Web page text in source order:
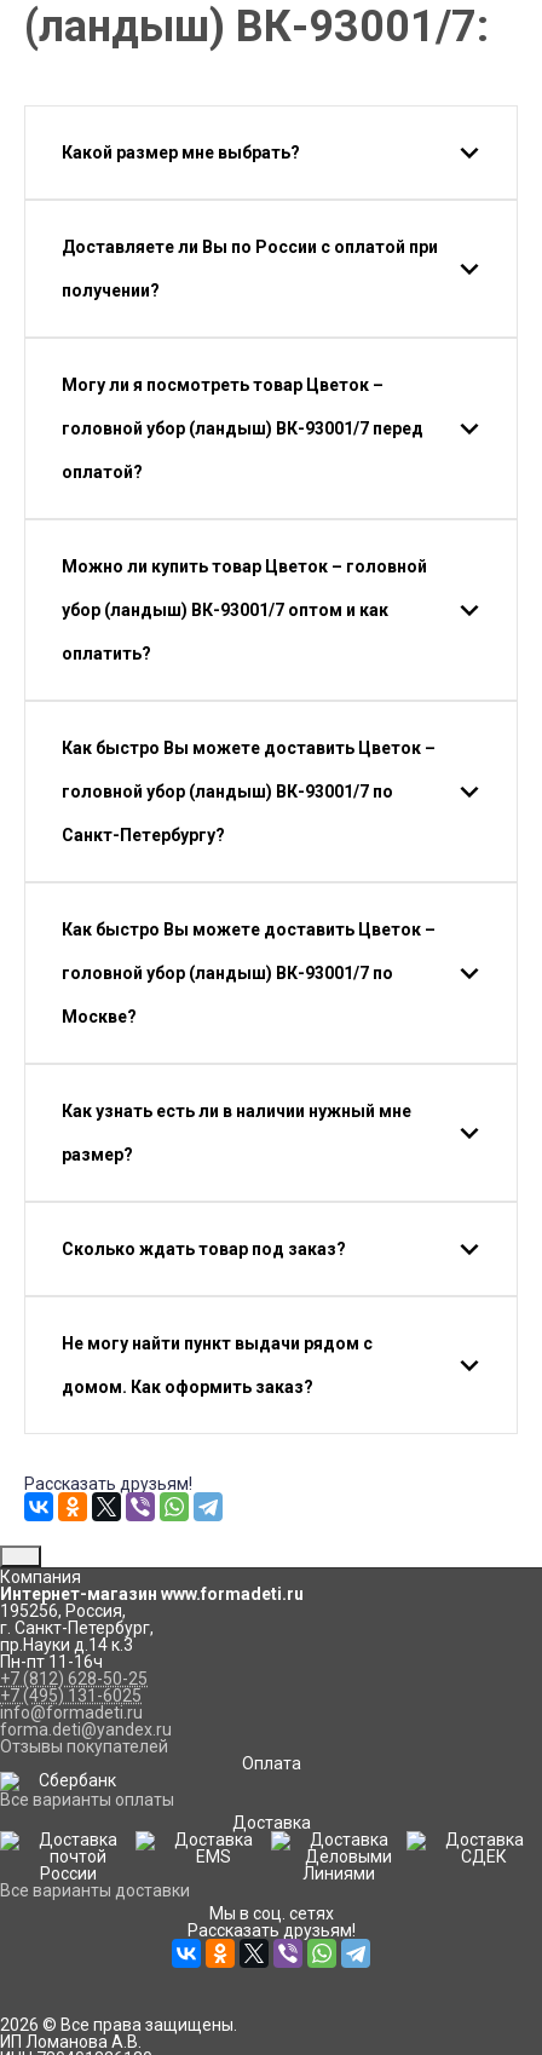
(ландыш) ВК-93001/7:
Какой размер мне выбрать?
Доставляете ли Вы по России с оплатой при
получении?
Могу ли я посмотреть товар Цветок –
головной убор (ландыш) ВК-93001/7 перед
оплатой?
Можно ли купить товар Цветок – головной
убор (ландыш) ВК-93001/7 оптом и как
оплатить?
Как быстро Вы можете доставить Цветок –
головной убор (ландыш) ВК-93001/7 по
Санкт-Петербургу?
Как быстро Вы можете доставить Цветок –
головной убор (ландыш) ВК-93001/7 по
Москве?
Как узнать есть ли в наличии нужный мне
размер?
Сколько ждать товар под заказ?
Не могу найти пункт выдачи рядом с
домом. Как оформить заказ?
Рассказать друзьям!
Компания
Интернет-магазин www.formadeti.ru
195256, Россия,
г. Санкт-Петербург,
пр.Науки д.14 к.3
Пн-пт 11-16ч
+7 (812) 628-50-25
+7 (495) 131-6025
info@formadeti.ru
forma.deti@yandex.ru
Отзывы покупателей
Оплата
Все варианты оплаты
Доставка
Все варианты доставки
Мы в соц. сетях
Рассказать друзьям!
2026 © Все права защищены.
ИП Ломанова А.В.